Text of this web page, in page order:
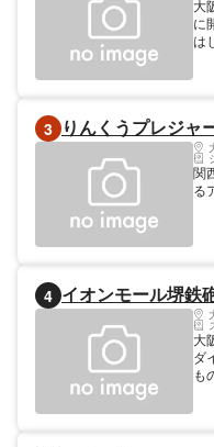
大
に
は
ベ
り
も
3 りんくうプレジャ
関
る
4 イオンモール堺鉄
大
ダ
も